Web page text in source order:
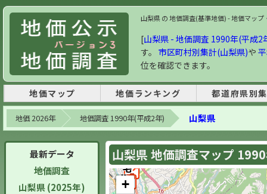
山梨県 の 地価調査(基準地価) - 地価マッ
[山梨県 - 地価調査 1990年(平成2
す。 市区町村別集計(山梨県)や
位を確認できます。
地価マップ 地価ランキング 都道府県別
地価 2026年 地価調査 1990年(平成2年) 山梨県
山梨県 地価調査マップ
+
最新データ
地価調査
山梨県 (2025年)